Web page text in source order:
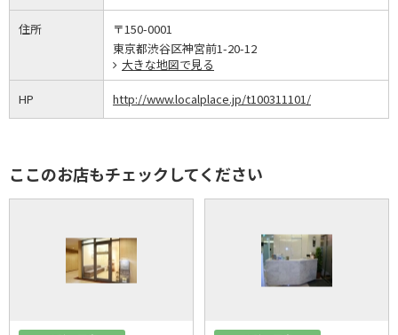
住所
〒150-0001
東京都渋谷区神宮前1-20-12
大きな地図で見る
HP http://www.localplace.jp/t100311101/
ここのお店もチェックしてください